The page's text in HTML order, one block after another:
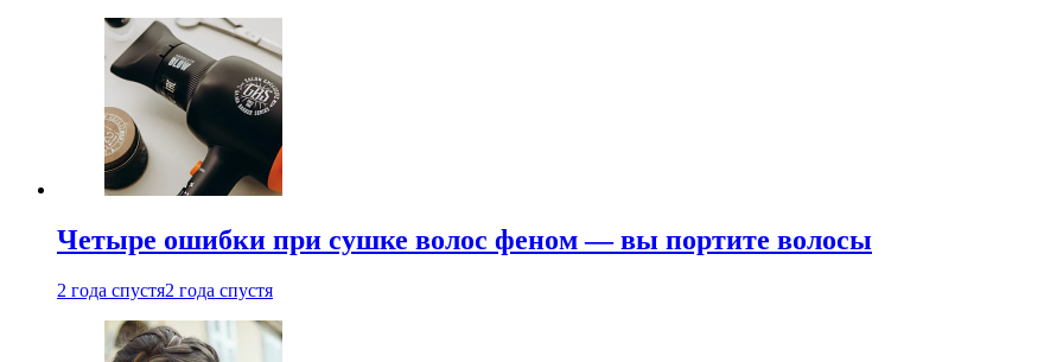
Четыре ошибки при сушке волос феном — вы портите волосы
2 года спустя2 года спустя